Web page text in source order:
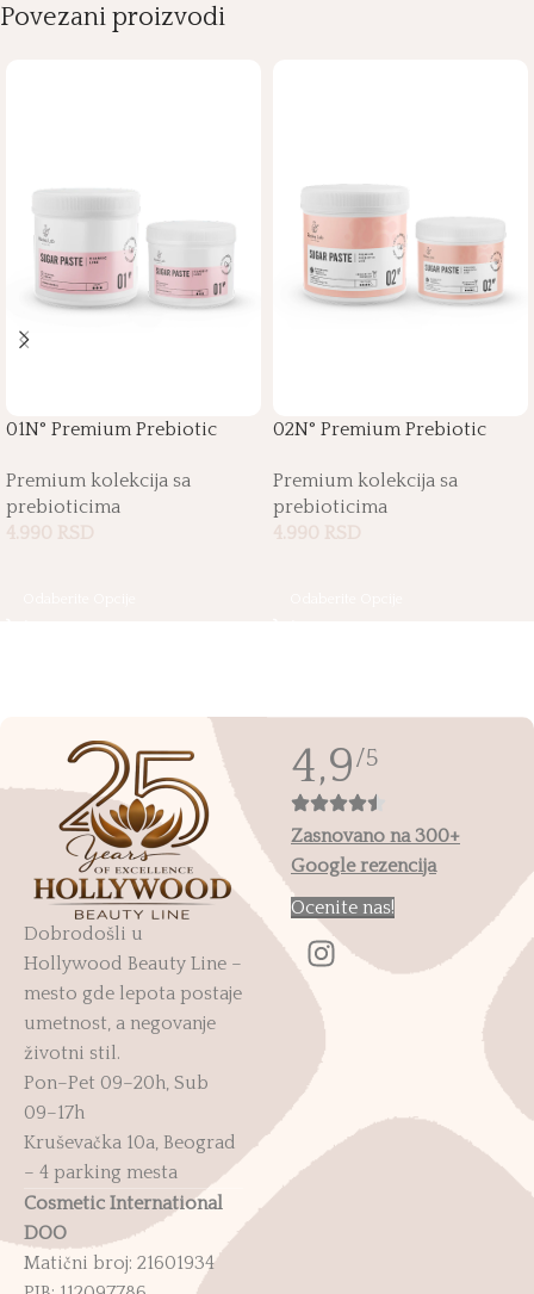
Povezani proizvodi
01N° Premium Prebiotic
Premium kolekcija sa
prebioticima
4.990 RSD
02N° Premium Prebiotic
Premium kolekcija sa
prebioticima
4.990 RSD
Dobrodošli u
Hollywood Beauty Line –
mesto gde lepota postaje
umetnost, a negovanje
životni stil.
Pon–Pet 09–20h, Sub
09–17h
Kruševačka 10a, Beograd
– 4 parking mesta
Cosmetic International
DOO
Matični broj: 21601934
4,9/5
Zasnovano na 300+
Google rezencija
Ocenite nas!